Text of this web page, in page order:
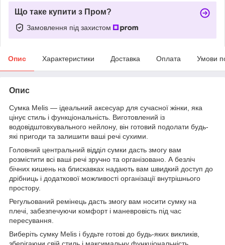
Що таке купити з Пром?
Замовлення під захистом
Опис Характеристики Доставка Оплата Умови
Опис
Сумка Melis — ідеальний аксесуар для сучасної жінки, яка
цінує стиль і функціональність. Виготовлений із
водовідштовхувального нейлону, він готовий подолати будь-
які пригоди та залишити ваші речі сухими.
Головний центральний відділ сумки дасть змогу вам
розмістити всі ваші речі зручно та організовано. А безліч
бічних кишень на блискавках надають вам швидкий доступ до
дрібниць і додаткової можливості організації внутрішнього
простору.
Регульований ремінець дасть змогу вам носити сумку на
плечі, забезпечуючи комфорт і маневровість під час
пересування.
Виберіть сумку Melis і будьте готові до будь-яких викликів,
зберігаючи свій стиль і максимальну функціональність.